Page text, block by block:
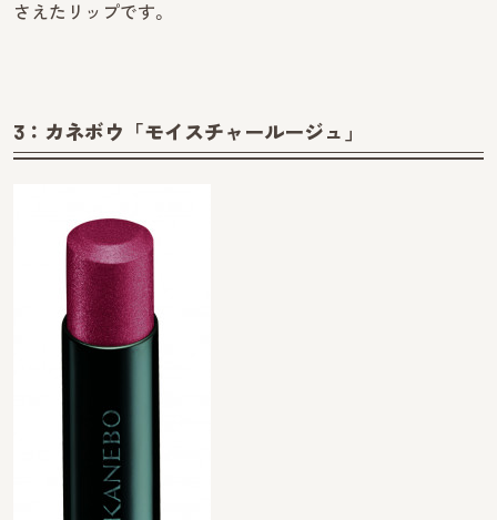
さえたリップです。
3：カネボウ「モイスチャールージュ」